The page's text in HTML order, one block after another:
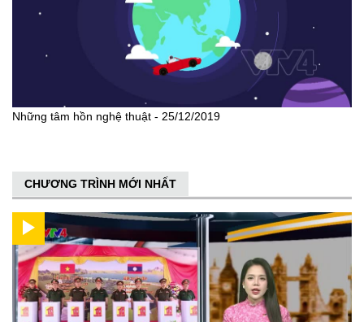
Những tâm hồn nghệ thuật - 25/12/2019
CHƯƠNG TRÌNH MỚI NHẤT